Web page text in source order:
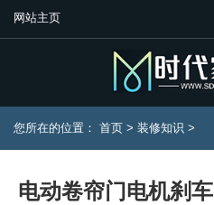
网站主页
您所在的位置： 首页 > 装修知识 >
电动卷帘门电机刹